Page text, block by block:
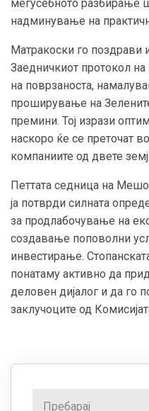
меѓусебното разбирање
надминување на
Матракоски го поздрави
Заедничкиот протокол
на поврзаноста,
проширување на
премини. Тој изрази
наскоро ќе се преточат
компаниите од двете
Петтата седница на
ја потврди силната
за продлабочување на
создавање поповолни
инвестирање.
понатаму активно да
деловен дијалог и да го
заклучоците од